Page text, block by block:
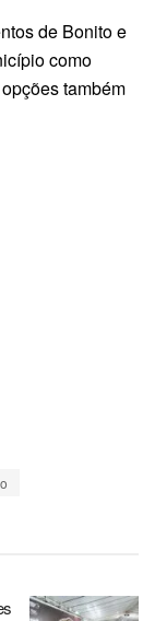
de Bonito e
como
também